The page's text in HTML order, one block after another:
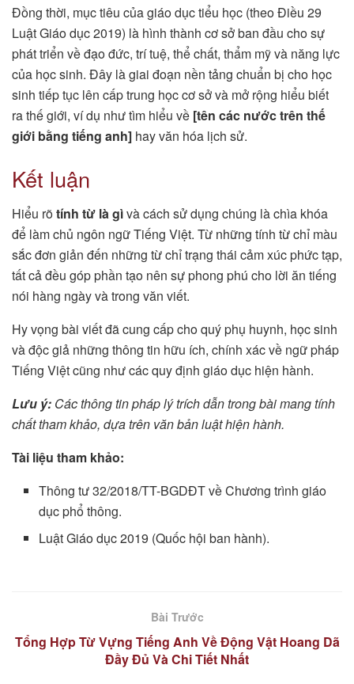
Đồng thời, mục tiêu của giáo dục tiểu học (theo Điều 29
Luật Giáo dục 2019) là hình thành cơ sở ban đầu cho sự
phát triển về đạo đức, trí tuệ, thể chất, thẩm mỹ và năng lực
của học sinh. Đây là giai đoạn nền tảng chuẩn bị cho học
sinh tiếp tục lên cấp trung học cơ sở và mở rộng hiểu biết
ra thế giới, ví dụ như tìm hiểu về [tên các nước trên thế
giới bằng tiếng anh] hay văn hóa lịch sử.
Kết luận
Hiểu rõtính từ là gìvà cách sử dụng chúng là chìa khóa
để làm chủ ngôn ngữ Tiếng Việt. Từ những tính từ chỉ màu
sắc đơn giản đến những từ chỉ trạng thái cảm xúc phức tạp,
tất cả đều góp phần tạo nên sự phong phú cho lời ăn tiếng
nói hàng ngày và trong văn viết.
Hy vọng bài viết đã cung cấp cho quý phụ huynh, học sinh
và độc giả những thông tin hữu ích, chính xác về ngữ pháp
Tiếng Việt cũng như các quy định giáo dục hiện hành.
Lưu ý: Các thông tin pháp lý trích dẫn trong bài mang tính
chất tham khảo, dựa trên văn bản luật hiện hành.
Tài liệu tham khảo:
Thông tư 32/2018/TT-BGDĐT về Chương trình giáo
dục phổ thông.
Luật Giáo dục 2019 (Quốc hội ban hành).
Bài Trước
Tổng Hợp Từ Vựng Tiếng Anh Về Động Vật Hoang Dã
Đầy Đủ Và Chi Tiết Nhất